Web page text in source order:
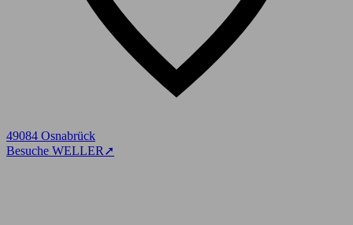
49084 Osnabrück
Besuche WELLER ➚